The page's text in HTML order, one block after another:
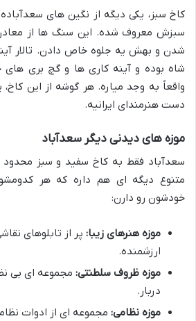
کاخ سبز، یکی دیگه از نگین های
سبزش معروف شده. این سنگ ها از
شدن و بهش یه جلوه خاص دادن. تالار
شاه بوده و آینه کاری ها و گچ بری های
واقعاً به وجد میاره. هر گوشه از این کاخ،
دست هنرمندای ایرانیه.
موزه های دیدنی دیگر سعدآباد
سعدآباد فقط به کاخ سفید و سبز محدود
متنوع دیگه ای هم داره که هر
خودشون رو دارن:
موزه هنرهای زیبا: پر از تابلوهای
ارزشمنده.
موزه ظروف سلطنتی: مجموعه ای بی
دربار.
موزه نظامی: مجموعه ای از ادوات